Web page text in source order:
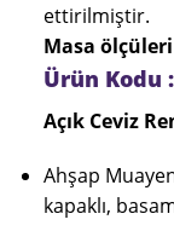
ettirilmiştir.
Masa ölçüleri
Ürün Kodu
Açık Ceviz
Ahşap
kapaklı,